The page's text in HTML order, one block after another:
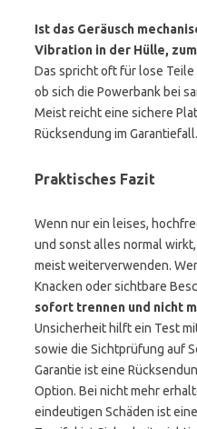
Ist das Geräusch
Vibration in der Hülle,
Das spricht oft für lose
ob sich die Powerbank bei
Meist reicht eine sichere
Rücksendung im Garantiefall.
Praktisches Fazit
Wenn nur ein leises,
und sonst alles normal
meist weiterverwenden.
Knacken oder sichtbare
sofort trennen und nicht
Unsicherheit hilft ein Test
sowie die Sichtprüfung auf
Garantie ist eine
Option. Bei nicht mehr
eindeutigen Schäden ist